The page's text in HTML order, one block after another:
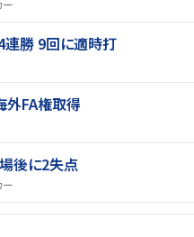
ー
連勝 9回に適時打
外FA権取得
後に2失点
ー